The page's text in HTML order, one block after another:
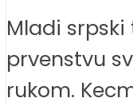
Mladi
prvenstvu
rukom.